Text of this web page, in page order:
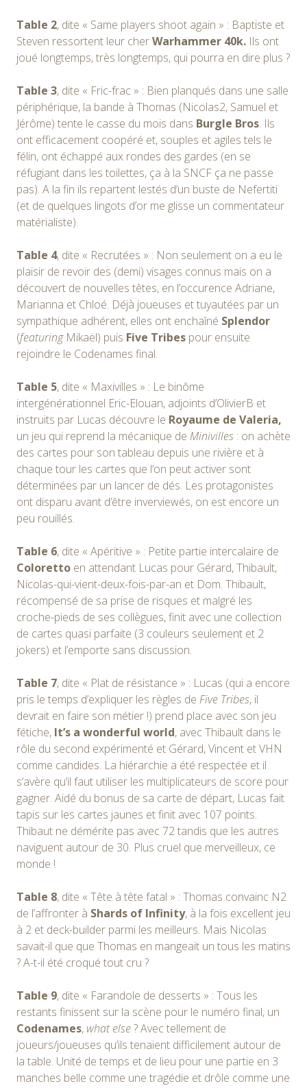
Table 2, dite « Same players shoot again » : Baptiste et
Steven ressortent leur cherWarhammer 40k. Ils ont
joué longtemps, très longtemps, qui pourra en dire plus ?
Table 3, dite « Fric-frac » : Bien planqués dans une salle
périphérique, la bande à Thomas (Nicolas2, Samuel et
Jérôme) tente le casse du mois dans Burgle Bros. Ils
ont efficacement coopéré et, souples et agiles tels le
félin, ont échappé aux rondes des gardes (en se
réfugiant dans les toilettes, ça à la SNCF ça ne passe
pas). A la fin ils repartent lestés d’un buste de Nefertiti
(et de quelques lingots d’or me glisse un commentateur
matérialiste).
Table 4, dite « Recrutées » : Non seulement on a eu le
plaisir de revoir des (demi) visages connus mais on a
découvert de nouvelles têtes, en l’occurence Adriane,
Marianna et Chloé. Déjà joueuses et tuyautées par un
sympathique adhérent, elles ont enchaîné Splendor
(featuringMikaël) puis Five Tribes pour ensuite
rejoindre le Codenames final.
Table 5, dite « Maxivilles » : Le binôme
intergénérationnel Eric-Elouan, adjoints d’OlivierB et
instruits par Lucas découvre le Royaume de Valeria,
un jeu qui reprend la mécanique de Minivilles : on achète
des cartes pour son tableau depuis une rivière et à
chaque tour les cartes que l’on peut activer sont
déterminées par un lancer de dés. Les protagonistes
ont disparu avant d’être inverviewés, on est encore un
peu rouillés.
Table 6, dite « Apéritive » : Petite partie intercalaire de
Coloretto en attendant Lucas pour Gérard, Thibault,
Nicolas-qui-vient-deux-fois-par-an et Dom. Thibault,
récompensé de sa prise de risques et malgré les
croche-pieds de ses collègues, finit avec une collection
de cartes quasi parfaite (3 couleurs seulement et 2
jokers) et l’emporte sans discussion.
Table 7, dite « Plat de résistance » : Lucas (qui a encore
pris le temps d’expliquer les règles de Five Tribes, il
devrait en faire son métier !) prend place avec son jeu
fétiche, It’s a wonderful world, avec Thibault dans le
rôle du second expérimenté et Gérard, Vincent et VHN
comme candides. La hiérarchie a été respectée et il
s’avère qu’il faut utiliser les multiplicateurs de score pour
gagner. Aidé du bonus de sa carte de départ, Lucas fait
tapis sur les cartes jaunes et finit avec 107 points.
Thibaut ne démérite pas avec 72 tandis que les autres
naviguent autour de 30. Plus cruel que merveilleux, ce
monde !
Table 8, dite « Tête à tête fatal » : Thomas convainc N2
de l’affronter à Shards of Infinity, à la fois excellent jeu
à 2 et deck-builder parmi les meilleurs. Mais Nicolas
savait-il que que Thomas en mangeait un tous les matins
? A-t-il été croqué tout cru ?
Table 9, dite « Farandole de desserts » : Tous les
restants finissent sur la scène pour le numéro final, un
Codenames, what else? Avec tellement de
joueurs/joueuses qu’ils tenaient difficilement autour de
la table. Unité de temps et de lieu pour une partie en 3
manches belle comme une tragédie et drôle comme une